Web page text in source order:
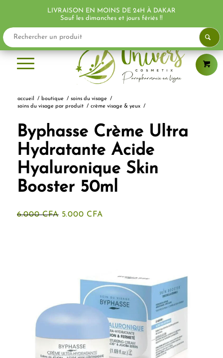
accueil / boutique / soins du visage
/
soins du visage par produit / crème visage & yeux /
PROMO !
Byphasse Crème Ultra
Hydratante Acide
Hyaluronique Skin
Booster 50ml
6.000CFA Le
5.000 CFALe
LIVRAISON EN MOINS DE 24H À DAKAR
Sauf les dimanches et jours fériés !!